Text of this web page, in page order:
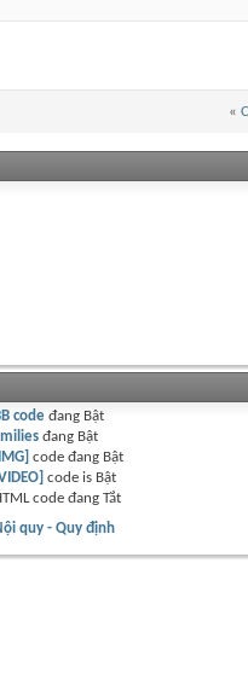
«
codeđang Bật
đang Bật
[IMG] code đang Bật
code is Bật
code đang Tắt
quy - Quy định